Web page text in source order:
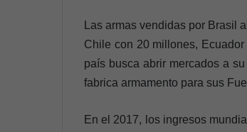
Las armas vendidas por Brasil
Chile con 20 millones,
país busca abrir mercados a
fabrica armamento para sus
En el 2017, los ingresos